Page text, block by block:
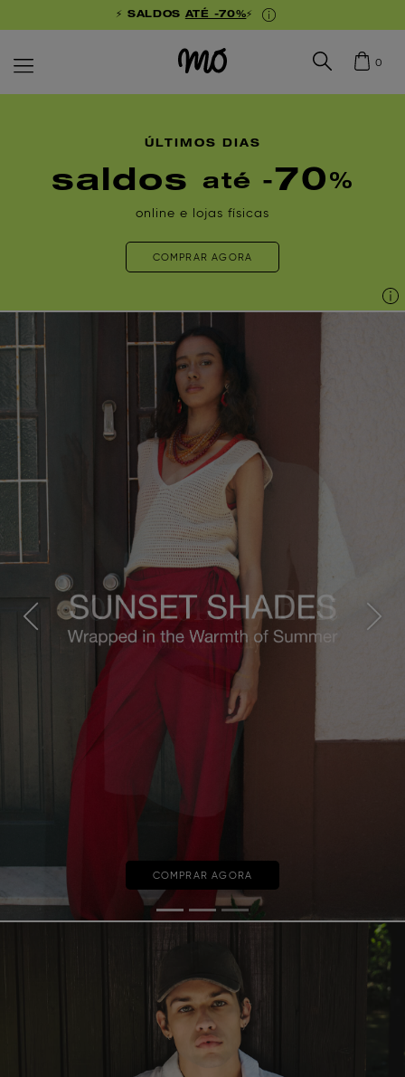
⚡ SALDOS ATÉ -70%⚡
0
ÚLTIMOS DIAS
saldos até - 70 %
online e lojas físicas
COMPRAR AGORA
COMPRAR AGORA
Previous Next